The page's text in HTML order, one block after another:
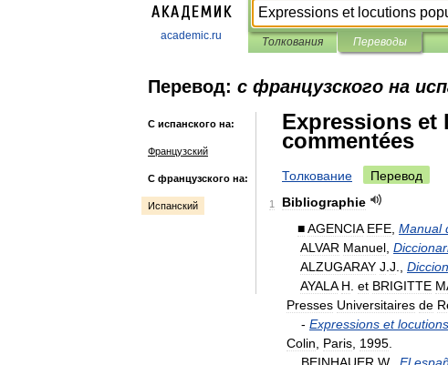
academic.ru Толкования Переводы
Перевод: с французского на
С испанского на:
Французский
С французского на:
Испанский
Expressions et
commentées
Толкование Перевод
1
Bibliographie
■AGENCIA EFE Manual
ALVAR Manuel
ALZUGARAY J J
AYALA H et BRIGITTE
Presses Universitaires de
- Expressions et locutions
Colin
Paris 1995